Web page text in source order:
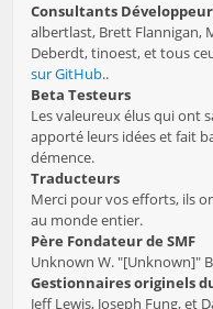
Consultants
albertlast, Brett Flannigan,
Deberdt, tinoest, et tous
sur GitHub..
Beta Testeurs
Les valeureux élus qui ont
apporté leurs idées et fait
démence.
Traducteurs
Merci pour vos efforts, ils
au monde entier.
Père Fondateur de SMF
Unknown W. "[Unknown]"
Gestionnaires originels
Jeff Lewis, Joseph Fung, et